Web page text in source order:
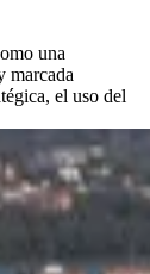
una
marcada
el uso del